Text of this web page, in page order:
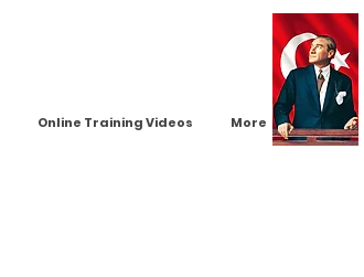
Online Training Videos More